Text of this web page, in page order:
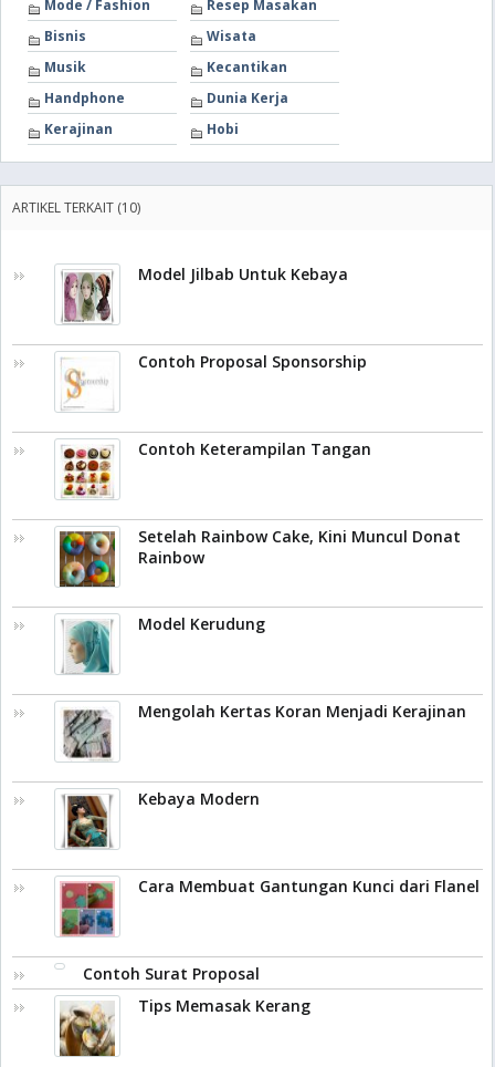
Mode / Fashion
Resep Masakan
Bisnis
Wisata
Musik
Kecantikan
Handphone
Dunia Kerja
Kerajinan
Hobi
ARTIKEL TERKAIT (10)
Model Jilbab Untuk Kebaya
Contoh Proposal Sponsorship
Contoh Keterampilan Tangan
Setelah Rainbow Cake, Kini Muncul Donat
Rainbow
Model Kerudung
Mengolah Kertas Koran Menjadi Kerajinan
Kebaya Modern
Cara Membuat Gantungan Kunci dari Flanel
Contoh Surat Proposal
Tips Memasak Kerang